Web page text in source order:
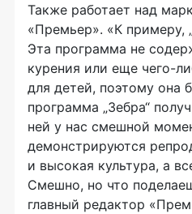
Также работает над
«Премьер». «К примеру,
Эта программа не
курения или еще чего-
для детей, поэтому она
программа „Зебра“
ней у нас смешной
демонстрируются
и высокая культура, а
Смешно, но что
главный редактор